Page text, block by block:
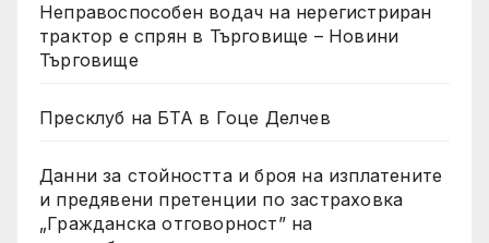
Неправоспособен водач на нерегистриран
трактор е спрян в Търговище – Новини
Търговище
Пресклуб на БТА в Гоце Делчев
Данни за стойността и броя на изплатените
и предявени претенции по застраховка
„Гражданска отговорност” на